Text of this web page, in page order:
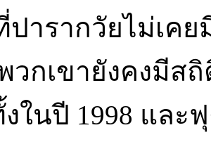
ารากวัยไม่เคย
วกเขายังคงมีส
ในปี 1998 และ